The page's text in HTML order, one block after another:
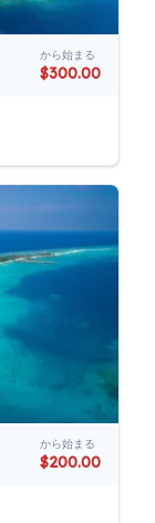
から始まる
$300.00
から始まる
$200.00